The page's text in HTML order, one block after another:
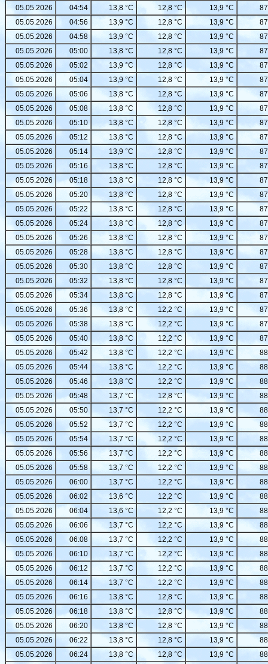
05.05.2026 04:54 13,8 °C 12,8 °C 13,9 °C
05.05.2026
04:56 13,9 °C 12,8 °C 13,9 °C
05.05.2026
04:58 13,9 °C 12,8 °C 13,9 °C
05.05.2026
05:00 13,8 °C 12,8 °C 13,9 °C
05.05.2026
05:02 13,9 °C 12,8 °C 13,9 °C
05.05.2026
05:04 13,9 °C 12,8 °C 13,9 °C
05.05.2026
05:06 13,8 °C 12,8 °C 13,9 °C
05.05.2026
05:08 13,8 °C 12,8 °C 13,9 °C
05.05.2026
05:10 13,8 °C 12,8 °C 13,9 °C
05.05.2026
05:12 13,8 °C 12,8 °C 13,9 °C
05.05.2026
05:14 13,9 °C 12,8 °C 13,9 °C
05.05.2026
05:16 13,8 °C 12,8 °C 13,9 °C
05.05.2026
05:18 13,8 °C 12,8 °C 13,9 °C
05.05.2026
05:20 13,8 °C 12,8 °C 13,9 °C
05.05.2026
05:22 13,8 °C 12,8 °C 13,9 °C
05.05.2026
05:24 13,8 °C 12,8 °C 13,9 °C
05.05.2026
05:26 13,8 °C 12,8 °C 13,9 °C
05.05.2026
05:28 13,8 °C 12,8 °C 13,9 °C
05.05.2026
05:30 13,8 °C 12,8 °C 13,9 °C
05.05.2026
05:32 13,8 °C 12,8 °C 13,9 °C
05.05.2026
05:34 13,8 °C 12,8 °C 13,9 °C
05.05.2026
05:36 13,8 °C 12,2 °C 13,9 °C
05.05.2026
05:38 13,8 °C 12,2 °C 13,9 °C
05.05.2026
05:40 13,8 °C 12,2 °C 13,9 °C
05.05.2026
05:42 13,8 °C 12,2 °C 13,9 °C
05.05.2026
05:44 13,8 °C 12,2 °C 13,9 °C
05.05.2026
05:46 13,8 °C 12,2 °C 13,9 °C
05.05.2026
05:48 13,7 °C 12,8 °C 13,9 °C
05.05.2026
05:50 13,7 °C 12,2 °C 13,9 °C
05.05.2026
05:52 13,7 °C 12,2 °C 13,9 °C
05.05.2026
05:54 13,7 °C 12,2 °C 13,9 °C
05.05.2026
05:56 13,7 °C 12,2 °C 13,9 °C
05.05.2026
05:58 13,7 °C 12,2 °C 13,9 °C
05.05.2026
06:00 13,7 °C 12,2 °C 13,9 °C
05.05.2026
06:02 13,6 °C 12,2 °C 13,9 °C
05.05.2026
06:04 13,6 °C 12,2 °C 13,9 °C
05.05.2026
06:06 13,7 °C 12,2 °C 13,9 °C
05.05.2026
06:08 13,7 °C 12,2 °C 13,9 °C
05.05.2026
06:10 13,7 °C 12,2 °C 13,9 °C
05.05.2026
06:12 13,7 °C 12,2 °C 13,9 °C
05.05.2026
06:14 13,7 °C 12,2 °C 13,9 °C
05.05.2026
06:16 13,8 °C 12,8 °C 13,9 °C
05.05.2026
06:18 13,8 °C 12,8 °C 13,9 °C
05.05.2026
06:20 13,8 °C 12,8 °C 13,9 °C
05.05.2026
06:22 13,8 °C 12,8 °C 13,9 °C
05.05.2026
06:24 13,8 °C 12,8 °C 13,9 °C